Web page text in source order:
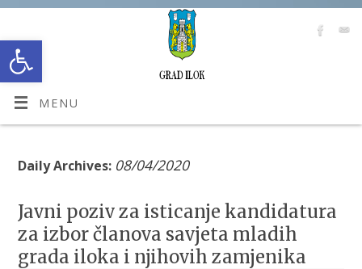
Open toolbar
MENU
Daily Archives: 08/04/2020
Javni poziv za isticanje kandidatura
za izbor članova savjeta mladih
grada iloka i njihovih zamjenika